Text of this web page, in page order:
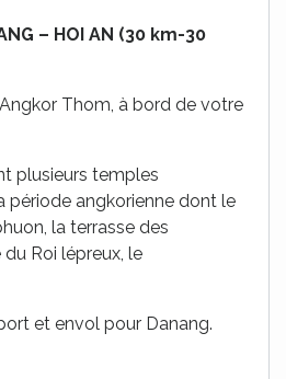
– HOI AN (30 km-30
Thom, à bord de votre
plusieurs temples
période angkorienne dont le
la terrasse des
Roi lépreux, le
et envol pour Danang.